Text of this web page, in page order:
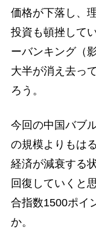
価格が下落し、
投資も頓挫して
ーバンキング（
大半が消え去っ
ろう。
今回の中国バブ
の規模よりもは
経済が減衰する
回復していくと
合指数1500ポイ
か。